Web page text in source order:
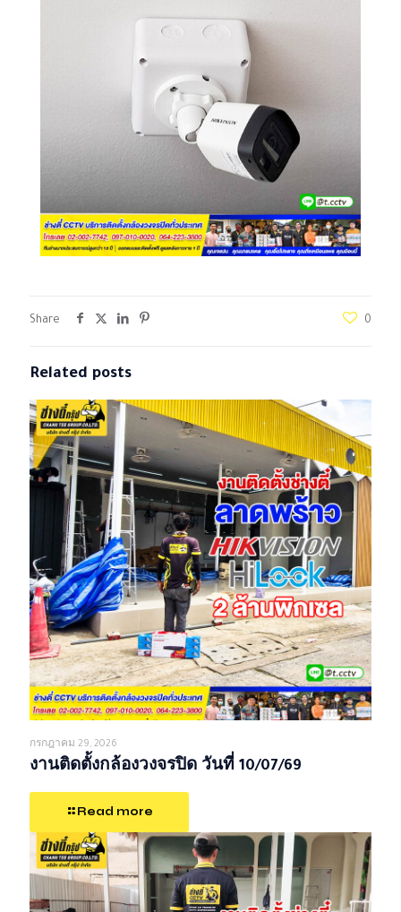
Share 0
Related posts
กรกฎาคม 29, 2026
งานติดตั้งกล้องวงจรปิด วันที่ 10/07/69
Read more